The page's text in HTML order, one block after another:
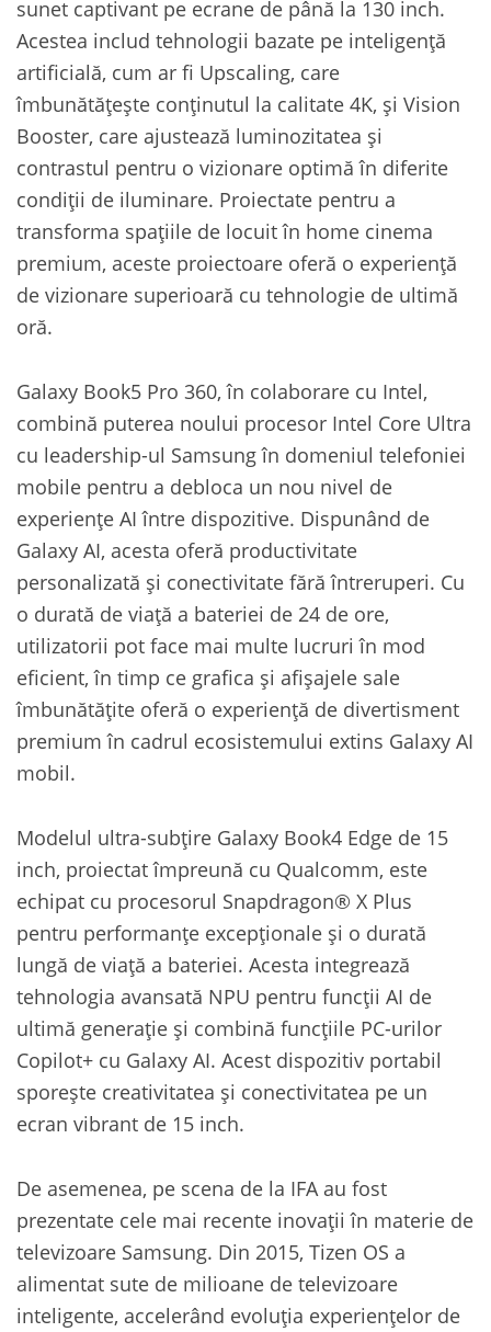
sunet captivant pe ecrane de până la 130 inch.
Acestea includ tehnologii bazate pe inteligență
artificială, cum ar fi Upscaling, care
îmbunătățește conținutul la calitate 4K, și Vision
Booster, care ajustează luminozitatea și
contrastul pentru o vizionare optimă în diferite
condiții de iluminare. Proiectate pentru a
transforma spațiile de locuit în home cinema
premium, aceste proiectoare oferă o experiență
de vizionare superioară cu tehnologie de ultimă
oră.
Galaxy Book5 Pro 360, în colaborare cu Intel,
combină puterea noului procesor Intel Core Ultra
cu leadership-ul Samsung în domeniul telefoniei
mobile pentru a debloca un nou nivel de
experiențe AI între dispozitive. Dispunând de
Galaxy AI, acesta oferă productivitate
personalizată și conectivitate fără întreruperi. Cu
o durată de viață a bateriei de 24 de ore,
utilizatorii pot face mai multe lucruri în mod
eficient, în timp ce grafica și afișajele sale
îmbunătățite oferă o experiență de divertisment
premium în cadrul ecosistemului extins Galaxy AI
mobil.
Modelul ultra-subțire Galaxy Book4 Edge de 15
inch, proiectat împreună cu Qualcomm, este
echipat cu procesorul Snapdragon® X Plus
pentru performanțe excepționale și o durată
lungă de viață a bateriei. Acesta integrează
tehnologia avansată NPU pentru funcții AI de
ultimă generație și combină funcțiile PC-urilor
Copilot+ cu Galaxy AI. Acest dispozitiv portabil
sporește creativitatea și conectivitatea pe un
ecran vibrant de 15 inch.
De asemenea, pe scena de la IFA au fost
prezentate cele mai recente inovații în materie de
televizoare Samsung. Din 2015, Tizen OS a
alimentat sute de milioane de televizoare
inteligente, accelerând evoluția experiențelor de